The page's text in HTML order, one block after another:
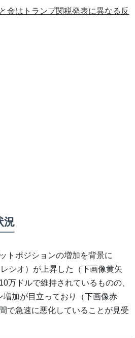
金はトランプ関税発表に異なる反
況
トポジションの増加を背景に
シオ）が上昇した（下画像黄矢
万ドルで維持されているものの、
増加が目立っており（下画像赤
で急速に悪化していることが見受